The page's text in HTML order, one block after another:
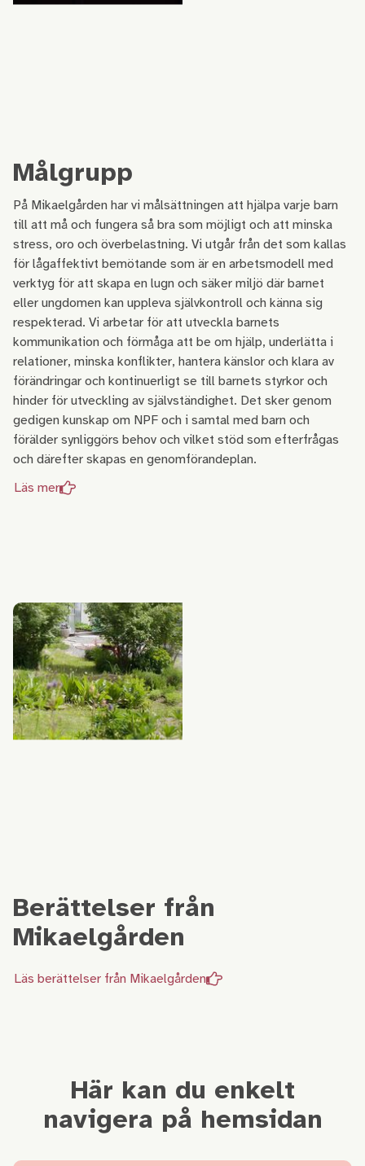
Målgrupp
På Mikaelgården har vi målsättningen att hjälpa varje barn
till att må och fungera så bra som möjligt och att minska
stress, oro och överbelastning. Vi utgår från det som kallas
för lågaffektivt bemötande som är en arbetsmodell med
verktyg för att skapa en lugn och säker miljö där barnet
eller ungdomen kan uppleva självkontroll och känna sig
respekterad. Vi arbetar för att utveckla barnets
kommunikation och förmåga att be om hjälp, underlätta i
relationer, minska konflikter, hantera känslor och klara av
förändringar och kontinuerligt se till barnets styrkor och
hinder för utveckling av självständighet. Det sker genom
gedigen kunskap om NPF och i samtal med barn och
förälder synliggörs behov och vilket stöd som efterfrågas
och därefter skapas en genomförandeplan.
Läs mer
Berättelser från
Mikaelgården
Läs berättelser från Mikaelgården
Här kan du enkelt
navigera på hemsidan